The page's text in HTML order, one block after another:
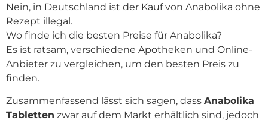
Nein, in Deutschland ist der Kauf von Anabolika ohne
Rezept illegal.
Wo finde ich die besten Preise für Anabolika?
Es ist ratsam, verschiedene Apotheken und Online-
Anbieter zu vergleichen, um den besten Preis zu
finden.
Zusammenfassend lässt sich sagen, dass Anabolika
Tabletten zwar auf dem Markt erhältlich sind, jedoch